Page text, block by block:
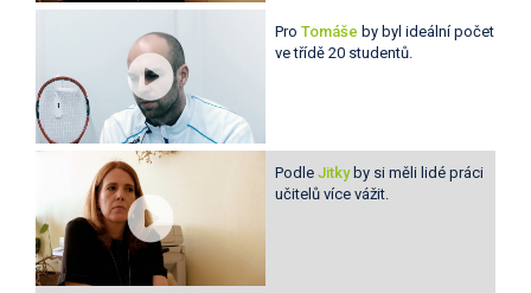
Pro Tomáše by byl ideální počet
ve třídě 20 studentů.
Podle Jitky by si měli lidé práci
učitelů více vážit.